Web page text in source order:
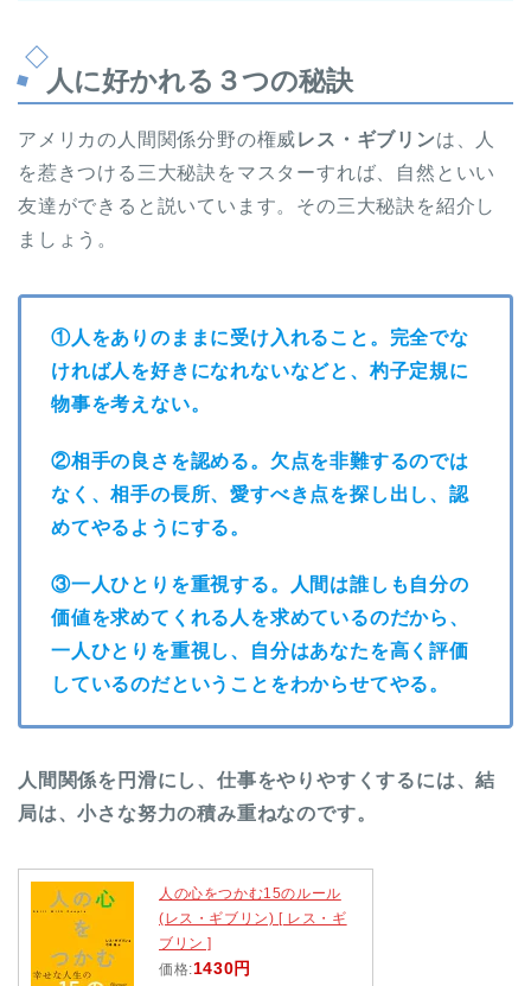
人に好かれる３つの秘訣
アメリカの人間関係分野の権威レス・ギブリンは、人
を惹きつける三大秘訣をマスターすれば、自然といい
友達ができると説いています。その三大秘訣を紹介し
ましょう。
①人をありのままに受け入れること。完全でな
ければ人を好きになれないなどと、杓子定規に
物事を考えない。
②相手の良さを認める。欠点を非難するのでは
なく、相手の長所、愛すべき点を探し出し、認
めてやるようにする。
③一人ひとりを重視する。人間は誰しも自分の
価値を求めてくれる人を求めているのだから、
一人ひとりを重視し、自分はあなたを高く評価
しているのだということをわからせてやる。
人間関係を円滑にし、仕事をやりやすくするには、結
局は、小さな努力の積み重ねなのです。
人の心をつかむ15のルール
(レス・ギブリン) [ レス・ギ
ブリン ]
価格:1430円